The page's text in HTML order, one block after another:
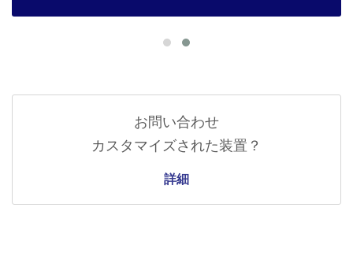
お問い合わせ
カスタマイズされた装置？
詳細